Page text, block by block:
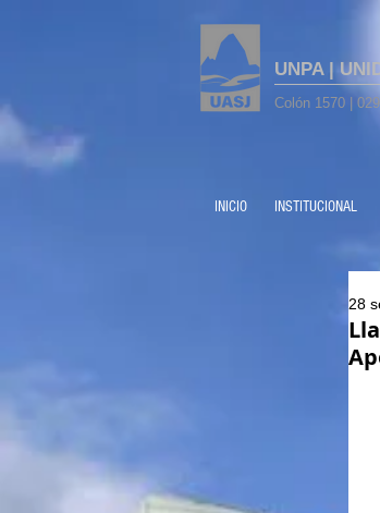
UNPA |
Colón 1570 |
INICIO INSTITUCIONAL
28